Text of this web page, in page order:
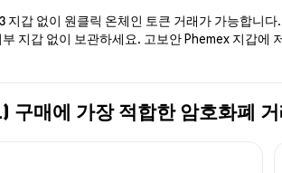
지갑 없이 원클릭 온체인 토큰 거래가 가능합니다
지갑 없이 보관하세요. 고보안 Phemex 지갑에
매에 가장 적합한 암호화폐